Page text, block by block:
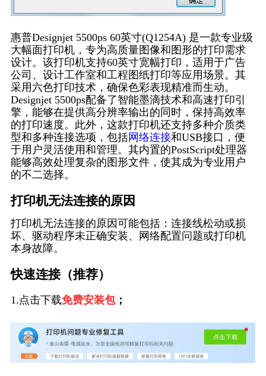
惠普Designjet 5500ps 60英寸(Q1254A) 是一款专业级
大幅面打印机，专为高质量图像和图形的打印需求
设计。该打印机支持60英寸宽幅打印，适用于广告
公司、设计工作室和工程图纸打印等应用场景。其
采用六色打印技术，确保色彩表现精准而生动。
Designjet 5500ps配备了智能墨滴技术和高速打印引
擎，能够在提供高分辨率输出的同时，保持高效率
的打印速度。此外，这款打印机还支持多种介质类
型和多种连接选项，包括网络连接和USB接口，便
于用户灵活使用和管理。其内置的PostScript处理器
能够高效处理复杂的图形文件，使其成为专业用户
的不二选择。
打印机无法连接的原因
打印机无法连接的原因可能包括：连接线松动或损
坏、驱动程序未正确安装、网络配置问题或打印机
本身故障。
快速连接（推荐）
1.点击下载免费安装包；